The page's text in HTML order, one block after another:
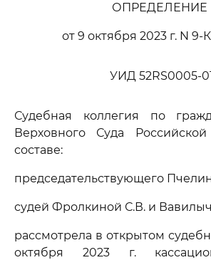
ОПРЕДЕЛЕНИЕ
от 9 октября 2023 г. N 9-
УИД 52RS0005-
Судебная коллегия по
Верховного Суда
составе:
председательствующего
судей Фролкиной С.В. и
рассмотрела в открытом
октября 2023 г.